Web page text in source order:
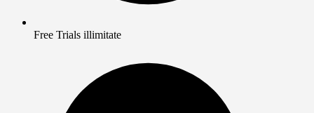
Free Trials illimitate